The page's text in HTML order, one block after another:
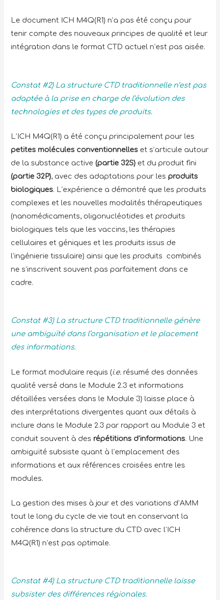
Le document ICH M4Q(R1) n’a pas été conçu pour
tenir compte des nouveaux principes de qualité et leur
intégration dans le format CTD actuel n’est pas aisée.
Constat #2) La structure CTD traditionnelle n’est pas
adaptée à la prise en charge de l’évolution des
technologies et des types de produits.
L’ICH M4Q(R1) a été conçu principalement pour les
petites molécules conventionnelles et s’articule autour
de la substance active(partie 32S) et du produit fini
(partie 32P), avec des adaptations pour lesproduits
biologiques. L’expérience a démontré que les produits
complexes et les nouvelles modalités thérapeutiques
(nanomédicaments, oligonucléotides et produits
biologiques tels que les vaccins, les thérapies
cellulaires et géniques et les produits issus de
l’ingénierie tissulaire) ainsi que les produits combinés
ne s’inscrivent souvent pas parfaitement dans ce
cadre.
Constat #3) La structure CTD traditionnelle génère
une ambiguïté dans l’organisation et le placement
des informations.
Le format modulaire requis (i.e. résumé des données
qualité versé dans le Module 2.3 et informations
détaillées versées dans le Module 3) laisse place à
des interprétations divergentes quant aux détails à
inclure dans le Module 2.3 par rapport au Module 3 et
conduit souvent à desrépétitions d’informations. Une
ambiguïté subsiste quant à l’emplacement des
informations et aux références croisées entre les
modules.
La gestion des mises à jour et des variations d’AMM
tout le long du cycle de vie tout en conservant la
cohérence dans la structure du CTD avec l’ICH
M4Q(R1) n’est pas optimale.
Constat #4) La structure CTD traditionnelle laisse
subsister des différences régionales.